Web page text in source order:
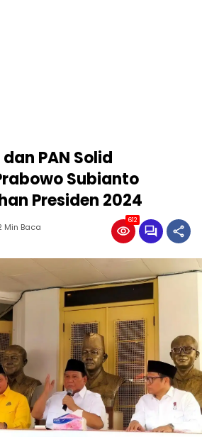
PAN Solid
Subianto
Presiden 2024
Min Baca
612